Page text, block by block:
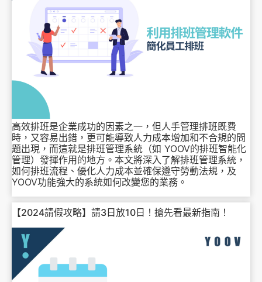
高效排班是企業成功的因素之一，但人手管理排班既費
時，又容易出錯，更可能導致人力成本增加和不合規的問
題出現，而這就是排班管理系統（如 YOOV的排班智能化
管理）發揮作用的地方。本文將深入了解排班管理系統，
如何排班流程、優化人力成本並確保遵守勞動法規，及
YOOV功能強大的系統如何改變您的業務。
【2024請假攻略】請3日放10日！搶先看最新指南！